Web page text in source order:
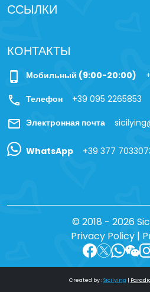
ССЫЛКИ
КОНТАКТЫ
phone_iphone Мобильный (9:00-20:00)
call Телефон +39 095 2265853
mail Электронная почта
WhatsApp +39 377
© 2018 - 2026
Privacy Policy|
Created by :Sicilying